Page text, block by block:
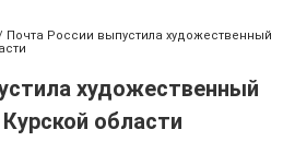
Почта России выпустила художественный
художественный
области